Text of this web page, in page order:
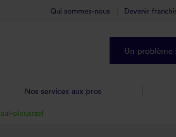
plouarzel
Qui sommes-nous Devenir
Un problème
Nos services aux pros